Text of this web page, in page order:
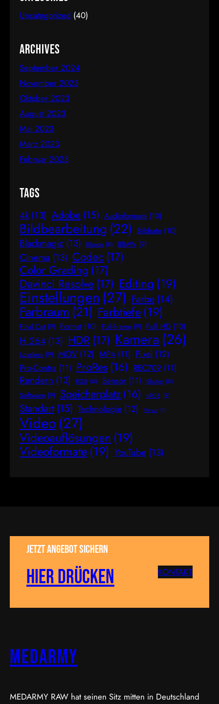
Proportion wird als besonders harmonisch und
natürlich empfunden. Sie ist etwa 1,618 zu 1, was
Folge bekannt ist. Mathematische Erklärung des
Goldenen…
Uncategorized (40)
Archives
September 2024
November 2023
Oktober 2023
August 2023
Mai 2023
März 2023
Februar 2023
Tags
4k (13) Adobe (15) Audioformate (10)
Bildbearbeitung (22) Bildrate (10)
Blackmagic (13) Blende (8) BRAW (9)
Cinema (13) Codec (17)
Color Grading (17)
Davinci Resolve (17) Editing (19)
Einstellungen(27) Farbe (14)
Farbraum (21) Farbtiefe (19)
Final Cut (9) Format (10) Full-Frame (9) Full HD (10)
H.264 (13) HDR (17) Kamera (26)
Lossless (9) MOV (12) MP4 (11) Pixel (12)
Pro-Contra (11) ProRes (16) REC709 (11)
Rendern (13) RGB (8) Sensor (11) Shutter (8)
Software (9) Speicherplatz (16) sRGB (8)
Standart (15) Technologie (12) Versus (7)
Video(27)
Videoauflösungen (19)
Videoformate (19) YouTube (13)
Jetzt Angebot sichern
Hier drücken KONTAKT
MEDARMY
MEDARMY RAW hat seinen Sitz mitten in Deutschland